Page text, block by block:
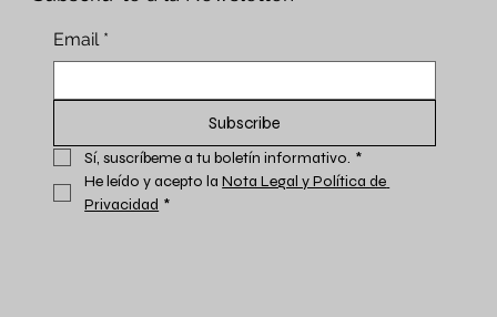
Email *
Subscribe
Sí, suscríbeme a tu boletín informativo. *
He leído y acepto la Nota Legal y Política de
Privacidad *